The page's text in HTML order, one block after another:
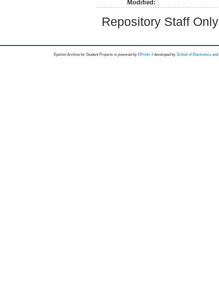
Modified:
Repository Staff
Epsilon Archive for Student Projects is powored byEPrints 3 developed by School of Electronics